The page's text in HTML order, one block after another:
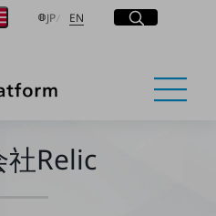
エコシステムです。
業)
JP日本語
EN Englishサイト内検索
開く
ニュー
く
社Relic